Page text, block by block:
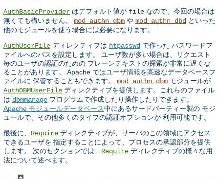
AuthBasicProvider はデフォルト値が file なので、今回の場合は
無くても構いません。 mod_authn_dbm や mod_authn_dbd といった
他のモジュールを使う場合には必要になります。
AuthUserFile ディレクティブは htpasswd で作った パスワードフ
ァイルへのパスを設定します。 ユーザ数が多い場合は、リクエスト
毎のユーザの認証のための プレーンテキストの探索が非常に遅くな
ることがあります。 Apache ではユーザ情報を高速なデータベースフ
ァイルに 保管することもできます。 mod_authn_dbm モジュールが
AuthDBMUserFile ディレクティブを提供します。これらのファイル
は dbmmanage プログラムで作成したり操作したりできます。
Apache モジュールデータベース中にあるサードパーティー製の モジ
ュールで、その他多くのタイプの認証オプションが 利用可能です。
最後に、 Require ディレクティブが、サーバのこの領域にアクセス
できるユーザを 指定することによって、プロセスの承認部分を提供
します。 次のセクションでは、 Require ディレクティブの様々な用
法について述べます。